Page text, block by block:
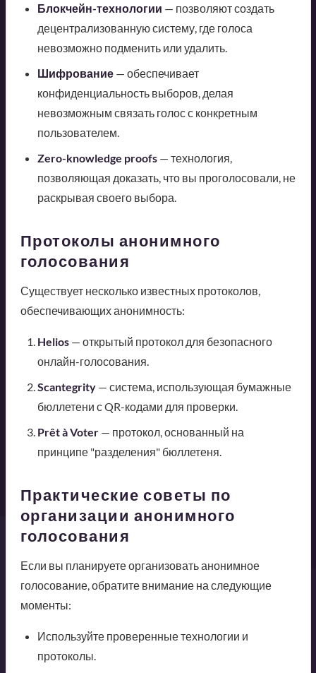
Блокчейн-технологии — позволяют создать
децентрализованную систему, где голоса
невозможно подменить или удалить.
Шифрование— обеспечивает
конфиденциальность выборов, делая
невозможным связать голос с конкретным
пользователем.
Zero-knowledge proofs— технология,
позволяющая доказать, что вы проголосовали, не
раскрывая своего выбора.
Протоколы анонимного
голосования
Существует несколько известных протоколов,
обеспечивающих анонимность:
Helios— открытый протокол для безопасного
онлайн-голосования.
Scantegrity— система, использующая бумажные
бюллетени с QR-кодами для проверки.
Prêt à Voter— протокол, основанный на
принципе "разделения" бюллетеня.
Практические советы по
организации анонимного
голосования
Если вы планируете организовать анонимное
голосование, обратите внимание на следующие
моменты:
Используйте проверенные технологии и
протоколы.